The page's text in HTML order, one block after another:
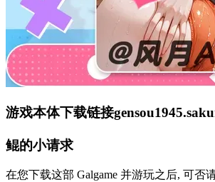
游戏本体下载链接
鲲的小请求
在您下载这部 Galgame 并游玩之后, 可否